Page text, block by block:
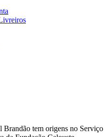
Brandão tem origens no Serviço